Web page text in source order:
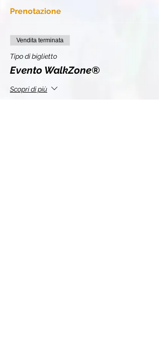
Prenotazione
Vendita terminata
Tipo di biglietto
Evento WalkZone®
Scopri di più